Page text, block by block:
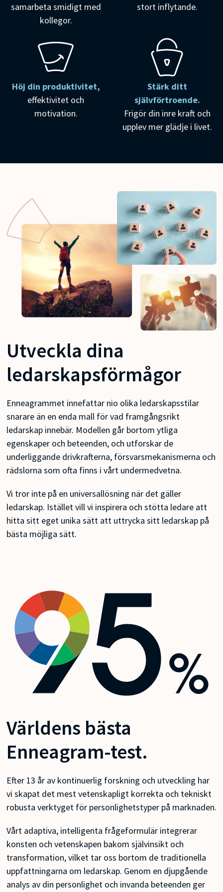
samarbeta smidigt med
kollegor.
stort inflytande.
Höj din produktivitet,
effektivitet och
motivation.
Stärk ditt
självförtroende.
Frigör din inre kraft och
upplev mer glädje i livet.
Utveckla dina
ledarskapsförmågor
Enneagrammet innefattar nio olika ledarskapsstilar
snarare än en enda mall för vad framgångsrikt
ledarskap innebär. Modellen går bortom ytliga
egenskaper och beteenden, och utforskar de
underliggande drivkrafterna, försvarsmekanismerna och
rädslorna som ofta finns i vårt undermedvetna.
Vi tror inte på en universallösning när det gäller
ledarskap. Istället vill vi inspirera och stötta ledare att
hitta sitt eget unika sätt att uttrycka sitt ledarskap på
bästa möjliga sätt.
Världens bästa
Enneagram-test.
Efter 13 år av kontinuerlig forskning och utveckling har
vi skapat det mest vetenskapligt korrekta och tekniskt
robusta verktyget för personlighetstyper på marknaden.
Vårt adaptiva, intelligenta frågeformulär integrerar
konsten och vetenskapen bakom självinsikt och
transformation, vilket tar oss bortom de traditionella
uppfattningarna om ledarskap. Genom en djupgående
analys av din personlighet och invanda beteenden ger